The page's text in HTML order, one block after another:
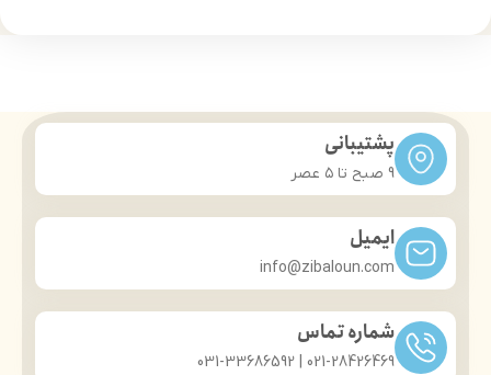
پشتیبانی
9 صبح تا ۵ عصر
ایمیل
info@zibaloun.com
شماره تماس
021-28426469 | 031-33686592